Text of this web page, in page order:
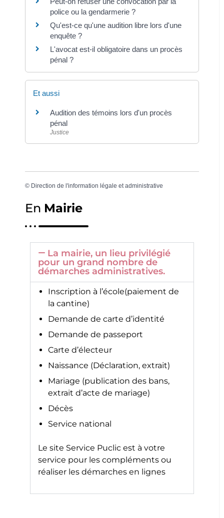
police ou la gendarmerie ?
Qu'est-ce qu'une audition libre lors d'une
enquête ?
L'avocat est-il obligatoire dans un procès
pénal ?
Et aussi
Audition des témoins lors d'un procès
pénal
Justice
© Direction de l'information légale et administrative
En Mairie
La mairie, un lieu privilégié
pour un grand nombre de
démarches administratives.
Inscription à l’école(paiement de
la cantine)
Demande de carte d’identité
Demande de passeport
Carte d’électeur
Naissance (Déclaration, extrait)
Mariage (publication des bans,
extrait d’acte de mariage)
Décès
Service national
Le site Service Puclic est à votre
service pour les compléments ou
réaliser les démarches en lignes